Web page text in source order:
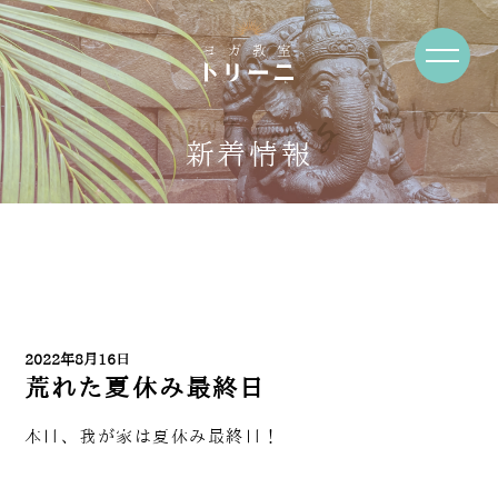
新着情報
News・Blog
2022年8月16日
荒れた夏休み最終日
本日、我が家は夏休み最終日！